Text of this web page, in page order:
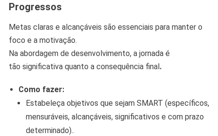
Progressos
Metas claras e alcançáveis são essenciais para manter o
foco e a motivação.
Na abordagem de desenvolvimento, a jornada é
tão significativa quanto a consequência final.
Como fazer:
Estabeleça objetivos que sejam SMART (específicos,
mensuráveis, alcançáveis, significativos e com prazo
determinado)..